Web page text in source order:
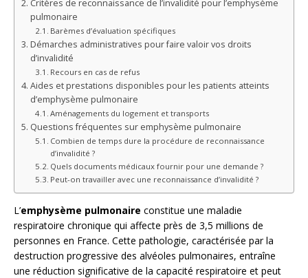
Critères de reconnaissance de l’invalidité pour l’emphysème
pulmonaire
Barèmes d’évaluation spécifiques
Démarches administratives pour faire valoir vos droits
d’invalidité
Recours en cas de refus
Aides et prestations disponibles pour les patients atteints
d’emphysème pulmonaire
Aménagements du logement et transports
Questions fréquentes sur emphysème pulmonaire
Combien de temps dure la procédure de reconnaissance
d’invalidité ?
Quels documents médicaux fournir pour une demande ?
Peut-on travailler avec une reconnaissance d’invalidité ?
L’emphysème pulmonaire constitue une maladie
respiratoire chronique qui affecte près de 3,5 millions de
personnes en France. Cette pathologie, caractérisée par la
destruction progressive des alvéoles pulmonaires, entraîne
une réduction significative de la capacité respiratoire et peut